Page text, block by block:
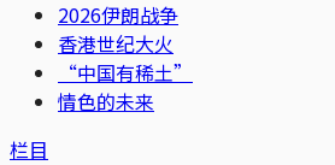
2026伊朗战争
香港世纪大火
“中国有稀土”
情色的未来
栏目